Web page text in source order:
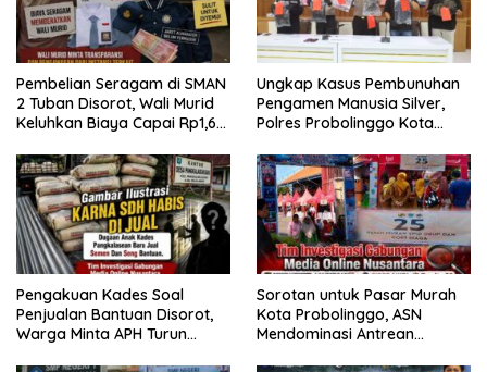
Pembelian Seragam di SMAN
2 Tuban Disorot, Wali Murid
Keluhkan Biaya Capai Rp1,6
Ungkap Kasus Pembunuhan
Pengamen Manusia Silver,
Polres Probolinggo Kota
Pengakuan Kades Soal
Penjualan Bantuan Disorot,
Warga Minta APH Turun
Sorotan untuk Pasar Murah
Kota Probolinggo, ASN
Mendominasi Antrean